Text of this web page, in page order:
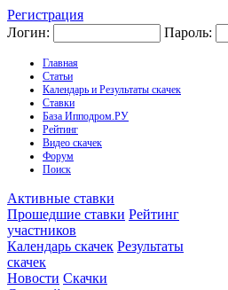
Регистрация
Логин:
Пароль:
Главная
Статьи
Календарь и Результаты скачек
Ставки
База Ипподром.РУ
Рейтинг
Видео скачек
Форум
Поиск
Активные ставки
Прошедшие ставки Рейтинг
участников
Календарь скачек Результаты
скачек
Новости Скачки